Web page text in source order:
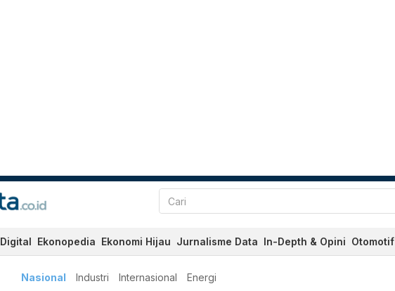
Digital Ekonopedia Ekonomi Hijau Jurnalisme Data In-Depth & Opini Otomotif
Nasional Industri Internasional Energi